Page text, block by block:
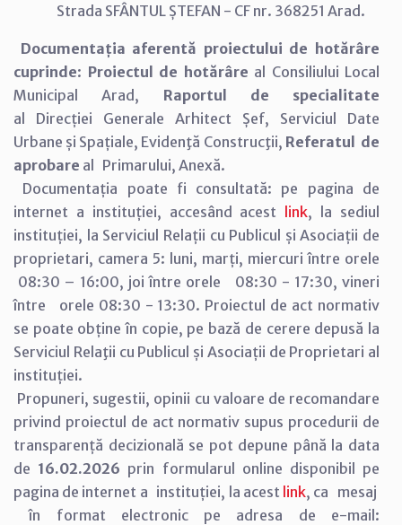
Strada SFÂNTUL ȘTEFAN - CF nr. 368251 Arad.
Documentația aferentă proiectului de hotărâre
cuprinde: Proiectul de hotărâre al Consiliului Local
Municipal Arad, Raportul de specialitate
al Direcției Generale Arhitect Șef, Serviciul Date
Urbane și Spațiale, Evidenţă Construcţii, Referatul de
aprobare al Primarului, Anexă.
Documentația poate fi consultată: pe pagina de
internet a instituției, accesând acest link, la sediul
instituției, la Serviciul Relații cu Publicul și Asociații de
proprietari, camera 5: luni, marți, miercuri între orele
08:30 – 16:00, joi între orele 08:30 - 17:30, vineri
între orele 08:30 - 13:30. Proiectul de act normativ
se poate obține în copie, pe bază de cerere depusă la
Serviciul Relaţii cu Publicul și Asociații de Proprietari al
instituției.
Propuneri, sugestii, opinii cu valoare de recomandare
privind proiectul de act normativ supus procedurii de
transparență decizională se pot depune până la data
de 16.02.2026 prin formularul online disponibil pe
pagina de internet a instituției, la acest link, ca mesaj
în format electronic pe adresa de e-mail: